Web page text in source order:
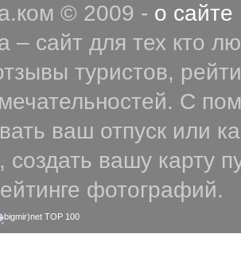
© 2009 - о сайте
– сайт для тех кто
туристов,
С
ваш отпуск или
создать вашу карту
фотографий.